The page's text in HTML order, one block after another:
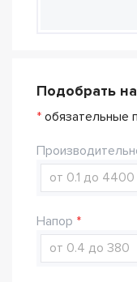
Подобрать
* обязательные
Напор